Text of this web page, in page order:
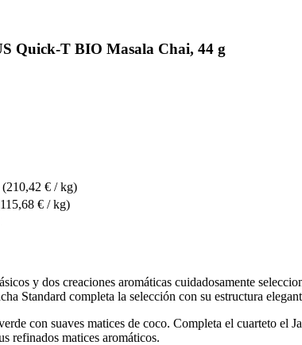
Quick-T BIO Masala Chai, 44 g
(210,42 € / kg)
€ / kg)
y dos creaciones aromáticas cuidadosamente
Standard completa la selección con su estructura
con suaves matices de coco. Completa el cuarteto el
refinados matices aromáticos.